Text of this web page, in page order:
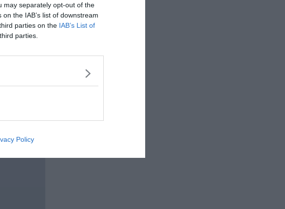
may separately opt-out of the
the IAB’s list of downstream
parties on the IAB’s List of
parties.
Policy